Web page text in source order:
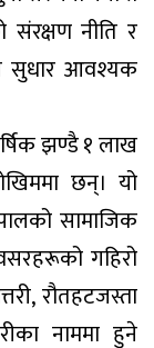
संरक्षण नीति र
सुधार आवश्यक
झण्डै १ लाख
छन्। यो
सामाजिक
गहिरो
रौतहटजस्ता
नाममा हुने